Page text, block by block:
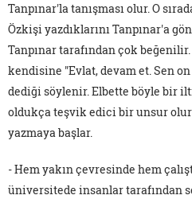
Tanpınar'la tanışması olur. O
Özkişi yazdıklarını Tanpınar'a
Tanpınar tarafından çok
kendisine "Evlat, devam et. Sen
dediği söylenir. Elbette böyle bir
oldukça teşvik edici bir unsur
yazmaya başlar.
- Hem yakın çevresinde hem
üniversitede insanlar tarafından